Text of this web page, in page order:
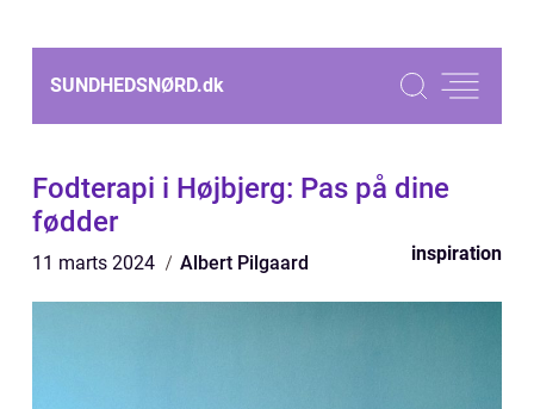
SUNDHEDSNØRD.dk
Fodterapi i Højbjerg: Pas på dine
fødder
11 marts 2024 Albert Pilgaard inspiration